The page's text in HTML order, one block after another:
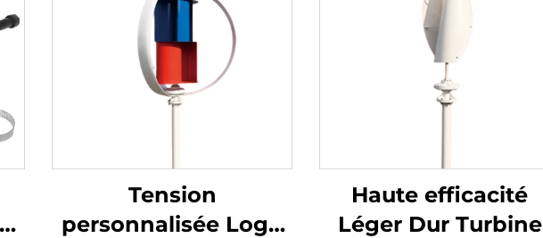
Tension
personnalisée Logo
Haute efficacité
Léger Dur Turbine